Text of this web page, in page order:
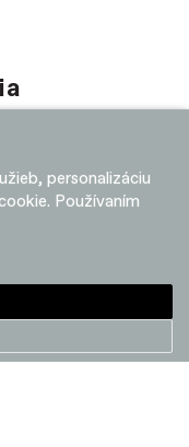
personalizáciu
Používaním